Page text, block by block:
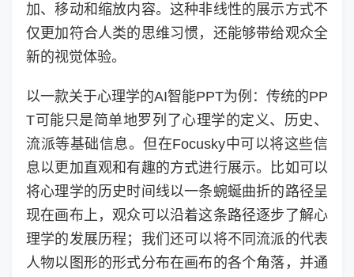
加、移动和缩放内容。这种非线性的展示方式不
仅更加符合人类的思维习惯，还能够带给观众全
新的视觉体验。
以一款关于心理学的AI智能PPT为例：传统的PP
T可能只是简单地罗列了心理学的定义、历史、
流派等基础信息。但在Focusky中可以将这些信
息以更加直观和有趣的方式进行展示。比如可以
将心理学的历史时间线以一条蜿蜒曲折的路径呈
现在画布上，观众可以沿着这条路径逐步了解心
理学的发展历程；我们还可以将不同流派的代表
人物以图形的形式分布在画布的各个角落，并通